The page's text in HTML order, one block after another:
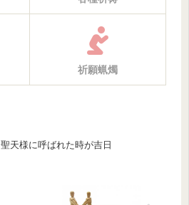
祈願蝋燭
聖天様に呼ばれた時が吉日